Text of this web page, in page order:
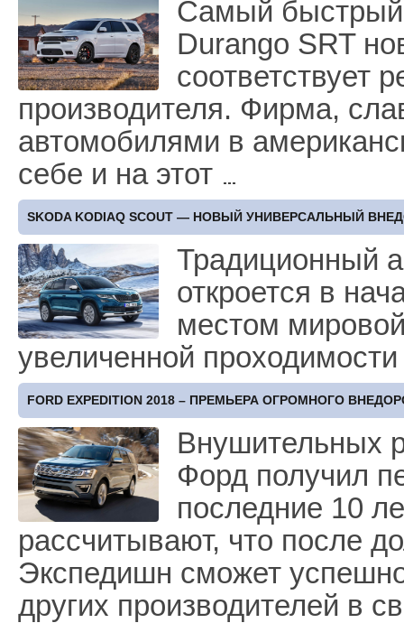
Самый быстрый
Durango SRT
соответствует
производителя. Фирма,
автомобилями в
себе и на этот
SKODA KODIAQ SCOUT — НОВЫЙ УНИВЕРСАЛЬНЫЙ
Традиционный
откроется в
местом
увеличенной
FORD EXPEDITION 2018 – ПРЕМЬЕРА ОГРОМНОГО
Внушительных
Форд получил
последние 10
рассчитывают, что после
Экспедишн сможет
других производителей в